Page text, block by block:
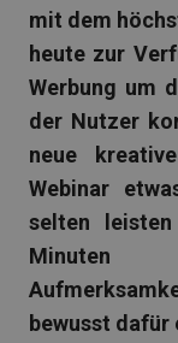
mit dem
heute zur
Werbung um
der Nutzer
neue
Webinar
selten
Minuten
bewusst dafür